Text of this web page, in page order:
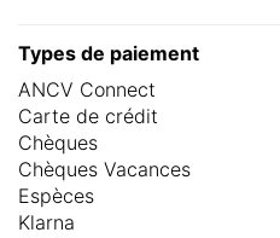
Types de paiement
ANCV Connect
Carte de crédit
Chèques
Chèques Vacances
Espèces
Klarna